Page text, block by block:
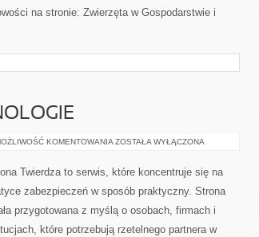
na stronie: Zwierzęta w Gospodarstwie i
KOMENTOWANIA NOWOCZESNE
ZOSTAŁA WYŁĄCZONA
Twierdza to serwis, które koncentruje się na
zabezpieczeń w sposób praktyczny. Strona
przygotowana z myślą o osobach, firmach i
które potrzebują rzetelnego partnera w